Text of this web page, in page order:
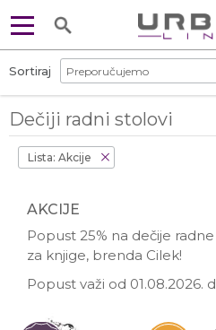
Dečiji radni stolovi
Sortiraj
Lista: Akcije
AKCIJE
Popust 25% na dečije
za knjige, brenda Cilek!
Popust važi od 01.08.2026.